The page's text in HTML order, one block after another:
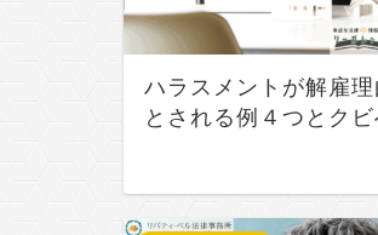
ハラスメントが解雇
とされる例４つとク